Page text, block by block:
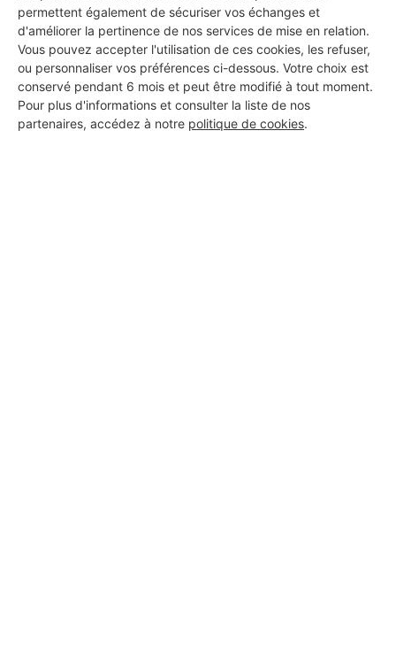
permettent également de sécuriser vos échanges et
d'améliorer la pertinence de nos services de mise en relation.
Vous pouvez accepter l'utilisation de ces cookies, les refuser,
ou personnaliser vos préférences ci-dessous. Votre choix est
conservé pendant 6 mois et peut être modifié à tout moment.
Pour plus d'informations et consulter la liste de nos
partenaires, accédez à notre politique de cookies.
Ari suleyman
Le Thou
Voir sa fiche